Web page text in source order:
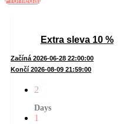
Extra sleva 10 %
Začíná 2026-06-28 22:00:00
Končí 2026-08-09 21:59:00
2
Days
1